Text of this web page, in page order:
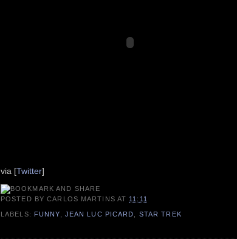
via [Twitter]
POSTED BYCARLOS MARTINS AT 11:11
LABELS: FUNNY JEAN LUC PICARD STAR TREK